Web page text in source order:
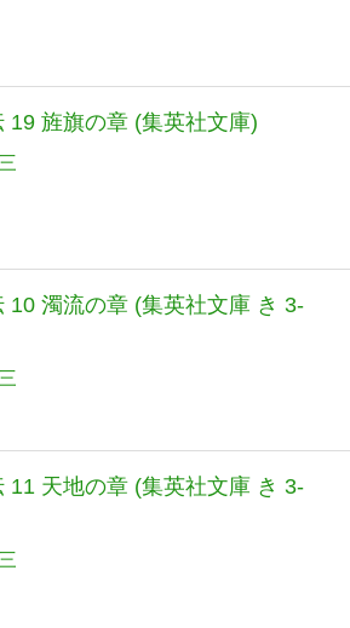
19 旌旗の章 (集英社文庫)
10 濁流の章 (集英社文庫 き 3-
11 天地の章 (集英社文庫 き 3-